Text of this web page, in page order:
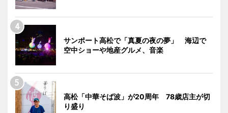
サンポート高松で「真夏の夜の夢」 海辺で
空中ショーや地産グルメ、音楽
高松「中華そば波」が20周年 78歳店主が切
り盛り